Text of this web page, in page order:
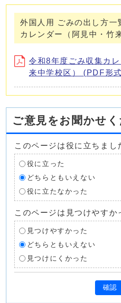
外国人用 ごみの出し方一
カレンダー（阿見中・竹
令和8年度ごみ収集カ
来中学校区） (PDF形
ご意見をお聞かせ
このページは役に立ちまし
役に立った
どちらともいえない
役に立たなかった
このページは見つけやすか
見つけやすかった
どちらともいえない
見つけにくかった
確認